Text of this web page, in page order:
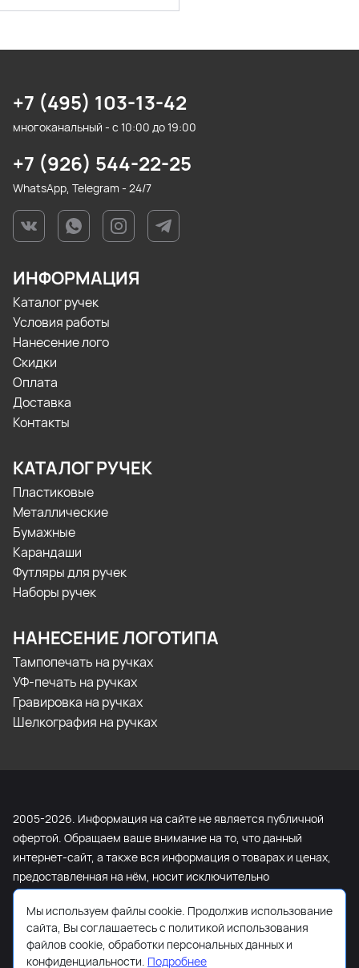
+7 (495) 103-13-42
многоканальный - с 10:00 до 19:00
+7 (926) 544-22-25
WhatsApp, Telegram - 24/7
ИНФОРМАЦИЯ
Каталог ручек
Условия работы
Нанесение лого
Скидки
Оплата
Доставка
Контакты
КАТАЛОГ РУЧЕК
Пластиковые
Металлические
Бумажные
Карандаши
Футляры для ручек
Наборы ручек
НАНЕСЕНИЕ ЛОГОТИПА
Тампопечать на ручках
УФ-печать на ручках
Гравировка на ручках
Шелкография на ручках
2005-2026. Информация на сайте не является публичной
офертой. Обращаем ваше внимание на то, что данный
интернет-сайт, а также вся информация о товарах и ценах,
предоставленная на нём, носит исключительно
информационный характер и ни при каких условиях не
является публичной офертой, определяемой положениями
Статьи 437 Гражданского кодекса Российской Федерации.
Для получения подробной информации о наличии и
Мы используем файлы cookie. Продолжив использование
сайта, Вы соглашаетесь с политикой использования
файлов cookie, обработки персональных данных и
конфиденциальности. Подробнее